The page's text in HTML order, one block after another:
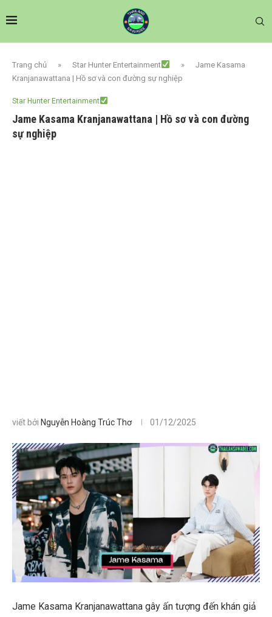
Trang chủ » Star Hunter Entertainment »
Jame Kasama
Kranjanawattana | Hồ sơ và con đường sự nghiệp
Star Hunter Entertainment
Jame Kasama Kranjanawattana | Hồ sơ và con đường
sự nghiệp
viết bởi Nguyễn Hoàng Trúc Thơ 01/12/2025
Jame Kasama Kranjanawattana gây ấn tượng đến khán giả